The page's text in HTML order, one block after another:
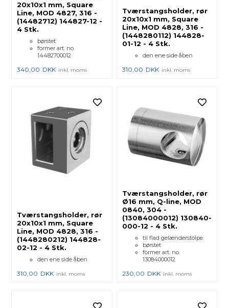
20x10x1 mm, Square
Line, MOD 4827, 316 -
(14482712) 144827-12 -
4 Stk.
børstet
former art. no.
14482700012
340,00 DKK inkl. moms
Tværstangsholder, rør
20x10x1 mm, Square
Line, MOD 4828, 316 -
(1448280112) 144828-
01-12 - 4 Stk.
den ene side åben
310,00 DKK inkl. moms
Tværstangsholder, rør
20x10x1 mm, Square
Line, MOD 4828, 316 -
(1448280212) 144828-
02-12 - 4 Stk.
den ene side åben
310,00 DKK inkl. moms
Tværstangsholder, rør
Ø16 mm, Q-line, MOD
0840, 304 -
(13084000012) 130840-
000-12 - 4 Stk.
til flad gelænderstolpe
børstet
former art. no.
13084000012
230,00 DKK inkl. moms